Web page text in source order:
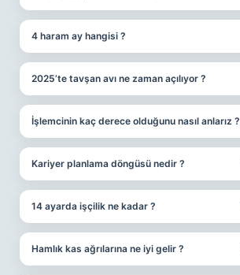
4 haram ay hangisi ?
2025’te tavşan avı ne zaman açılıyor ?
İşlemcinin kaç derece olduğunu nasıl anlarız ?
Kariyer planlama döngüsü nedir ?
14 ayarda işçilik ne kadar ?
Hamlık kas ağrılarına ne iyi gelir ?